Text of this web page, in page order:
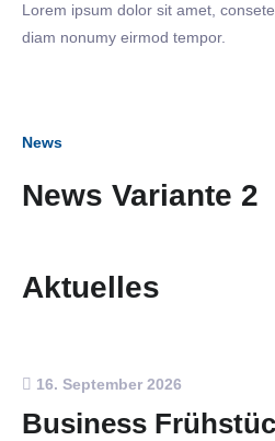
Lorem ipsum dolor sit amet,
diam nonumy eirmod tempor.
News
News Variante 2
Aktuelles
16. September 2026
Business